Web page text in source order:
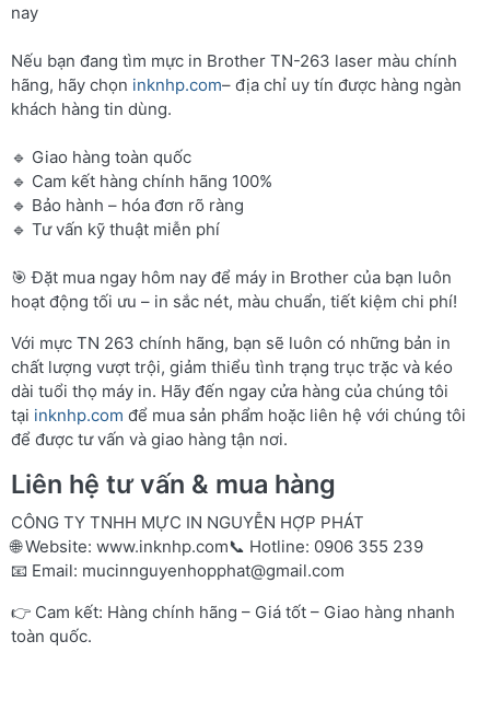
nay
Nếu bạn đang tìm mực in Brother TN-263 laser màu chính
hãng, hãy chọn inknhp.com– địa chỉ uy tín được hàng ngàn
khách hàng tin dùng.
🔹 Giao hàng toàn quốc
🔹 Cam kết hàng chính hãng 100%
🔹 Bảo hành – hóa đơn rõ ràng
🔹 Tư vấn kỹ thuật miễn phí
🎯 Đặt mua ngay hôm nay để máy in Brother của bạn luôn
hoạt động tối ưu – in sắc nét, màu chuẩn, tiết kiệm chi phí!
Với mực TN 263 chính hãng, bạn sẽ luôn có những bản in
chất lượng vượt trội, giảm thiểu tình trạng trục trặc và kéo
dài tuổi thọ máy in. Hãy đến ngay cửa hàng của chúng tôi
tại inknhp.com để mua sản phẩm hoặc liên hệ với chúng tôi
để được tư vấn và giao hàng tận nơi.
Liên hệ tư vấn & mua hàng
CÔNG TY TNHH MỰC IN NGUYỄN HỢP PHÁT
🌐 Website: www.inknhp.com📞 Hotline: 0906 355 239
📧 Email: mucinnguyenhopphat@gmail.com
👉 Cam kết: Hàng chính hãng – Giá tốt – Giao hàng nhanh
toàn quốc.